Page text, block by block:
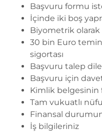
Başvuru formu
İçinde iki boş
Biyometrik
30 bin Euro
sigortası
Başvuru talep
Başvuru için
Kimlik belgesinin
Tam vukuatlı
Finansal
İş bilgileriniz